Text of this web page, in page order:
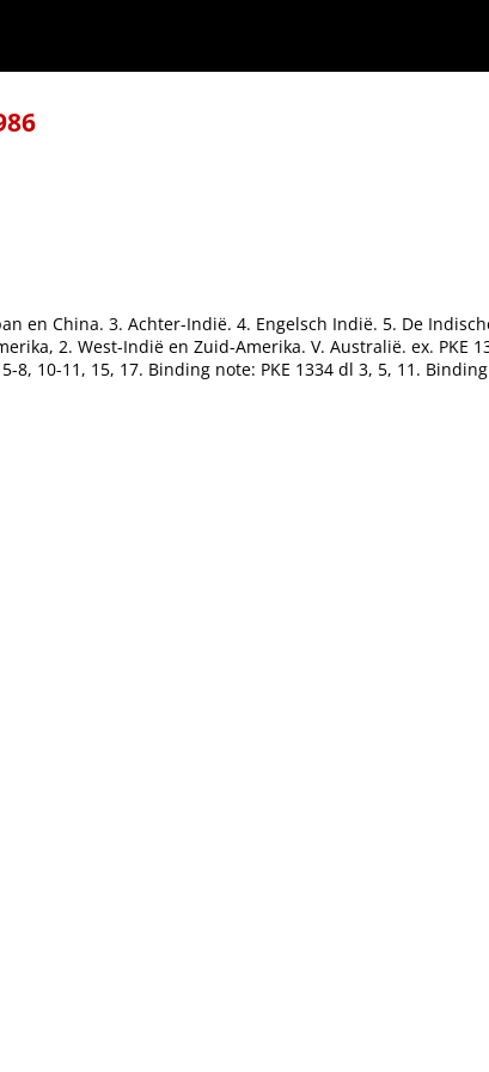
en China. 3. Achter-Indië. 4. Engelsch Indië. 5. De
2. West-Indië en Zuid-Amerika. V. Australië. ex. PKE
8, 10-11, 15, 17. Binding note: PKE 1334 dl 3, 5, 11.